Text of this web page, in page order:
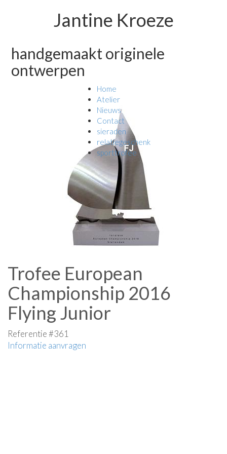
Jantine Kroeze
handgemaakt originele
ontwerpen
Home
Atelier
Nieuws
Contact
sieraden
relatiegeschenk
sporttrofee
Trofee European
Championship 2016
Flying Junior
Referentie #361
Informatie aanvragen